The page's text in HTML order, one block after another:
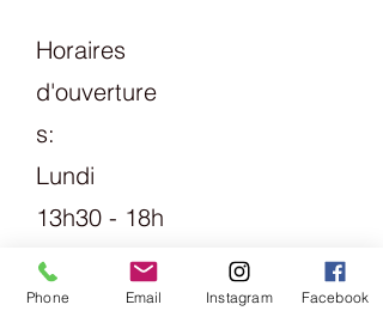
Horaires
d'ouverture
s:
Lundi
13h30 - 18h
mardi
Vendredi
Phone Email Instagram Facebook